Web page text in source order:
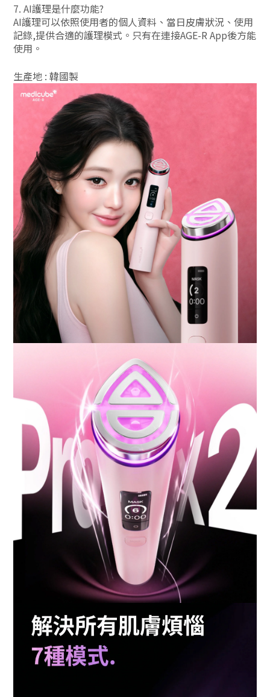
7. AI護理是什麼功能?
AI護理可以依照使用者的個人資料、當日皮膚狀況、使用
記錄,提供合適的護理模式。只有在連接AGE-R App後方能
使用。
生產地 : 韓國製